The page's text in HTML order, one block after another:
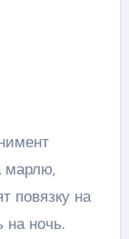
марлю,
повязку на
на ночь.